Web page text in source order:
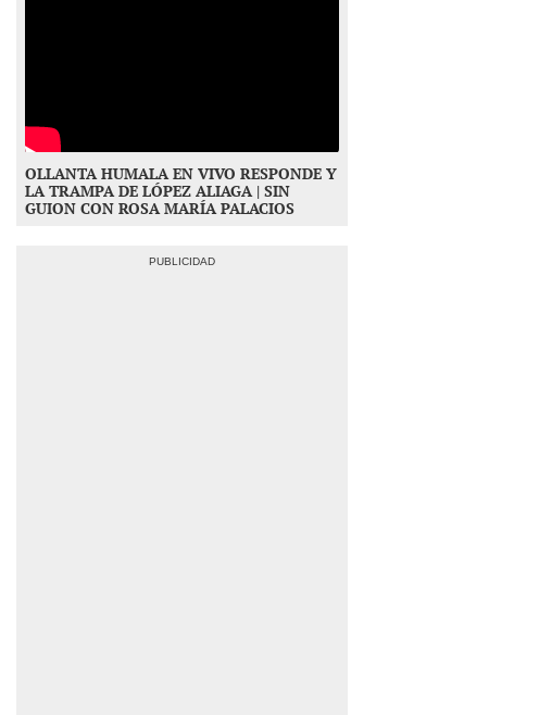
OLLANTA HUMALA EN VIVO RESPONDE Y
LA TRAMPA DE LÓPEZ ALIAGA | SIN
GUION CON ROSA MARÍA PALACIOS